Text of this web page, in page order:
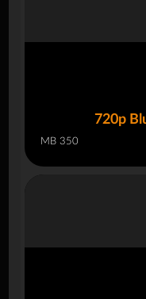
720p
350 MB